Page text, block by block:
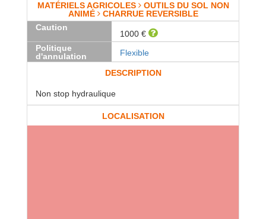
MATÉRIELS AGRICOLES OUTILS DU SOL NON
ANIMÉ CHARRUE REVERSIBLE
Caution
1000 €
Politique
d'annulation
Flexible
DESCRIPTION
Non stop hydraulique
LOCALISATION